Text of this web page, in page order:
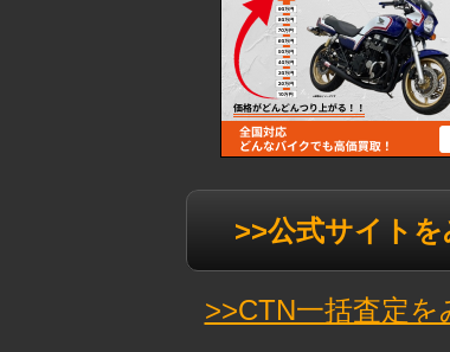
>>公式サイト
>>CTN一括査定